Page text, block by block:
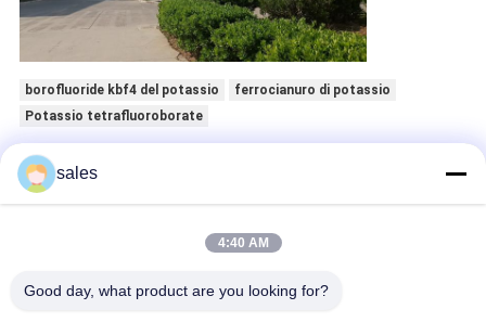
borofluoride kbf4 del potassio
ferrocianuro di potassio
Potassio tetrafluoroborate
Potassio industriale
27-0 del grado di materia prima
sales
4:40 AM
Good day, what product are you looking for?